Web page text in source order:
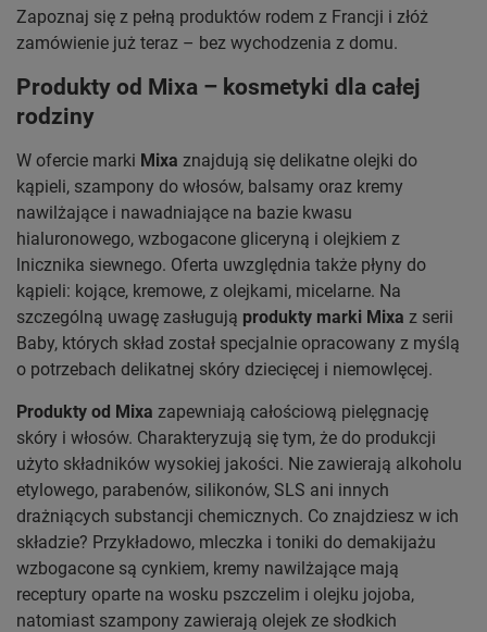
Zapoznaj się z pełną produktów rodem z Francji i złóż
zamówienie już teraz – bez wychodzenia z domu.
Produkty od Mixa – kosmetyki dla całej
rodziny
W ofercie marki Mixa znajdują się delikatne olejki do
kąpieli, szampony do włosów, balsamy oraz kremy
nawilżające i nawadniające na bazie kwasu
hialuronowego, wzbogacone gliceryną i olejkiem z
lnicznika siewnego. Oferta uwzględnia także płyny do
kąpieli: kojące, kremowe, z olejkami, micelarne. Na
szczególną uwagę zasługują produkty marki Mixa z serii
Baby, których skład został specjalnie opracowany z myślą
o potrzebach delikatnej skóry dziecięcej i niemowlęcej.
Produkty od Mixa zapewniają całościową pielęgnację
skóry i włosów. Charakteryzują się tym, że do produkcji
użyto składników wysokiej jakości. Nie zawierają alkoholu
etylowego, parabenów, silikonów, SLS ani innych
drażniących substancji chemicznych. Co znajdziesz w ich
składzie? Przykładowo, mleczka i toniki do demakijażu
wzbogacone są cynkiem, kremy nawilżające mają
receptury oparte na wosku pszczelim i olejku jojoba,
natomiast szampony zawierają olejek ze słodkich